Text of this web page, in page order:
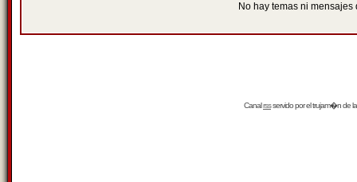
No hay temas ni
Canalrssservido por eltrujam�nde